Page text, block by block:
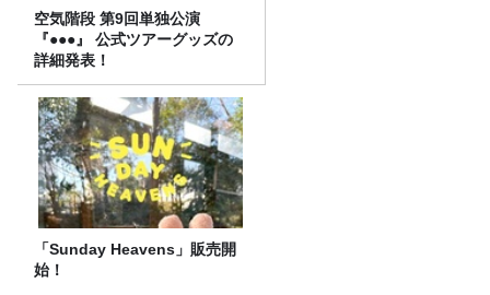
空気階段 第9回単独公演
『●●●』 公式ツアーグッズの
詳細発表！
「Sunday Heavens」販売開
始！